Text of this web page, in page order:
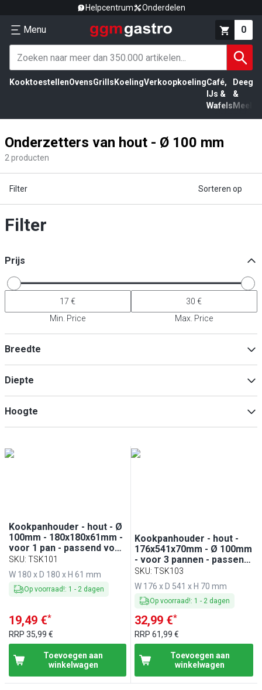
Helpcentrum Onderdelen
Menu 0
KooktoestellenOvensGrills KoelingVerkoopkoelingCafé,
IJs &
Wafels
Deeg
&
Meel
Onderzetters van hout - Ø 100 mm
2 producten
Filter Sorteren op
Filter
Prijs
Min. Price Max. Price
Breedte
Diepte
Hoogte
Kookpanhouder - hout - Ø
100mm - 180x180x61mm -
voor 1 pan - passend voor
SMTK100O
SKU: TSK101
W 180 x D 180 x H 61 mm
Op voorraad!: 1 - 2 dagen
19,49 €*
RRP 35,99 €
Toevoegen aan
winkelwagen
Kookpanhouder - hout -
176x541x70mm - Ø 100mm
- voor 3 pannen - passend
voor SMTK100O
SKU:TSK103
W 176 x D 541 x H 70 mm
Op voorraad!: 1 - 2 dagen
32,99 €*
RRP61,99 €
Toevoegen aan
winkelwagen